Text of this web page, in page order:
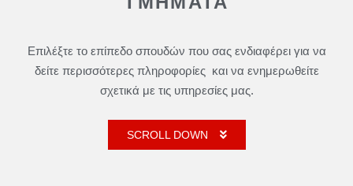
Επιλέξτε το επίπεδο σπουδών που σας ενδιαφέρει για να
δείτε περισσότερες πληροφορίες και να ενημερωθείτε
σχετικά με τις υπηρεσίες μας.
SCROLL DOWN